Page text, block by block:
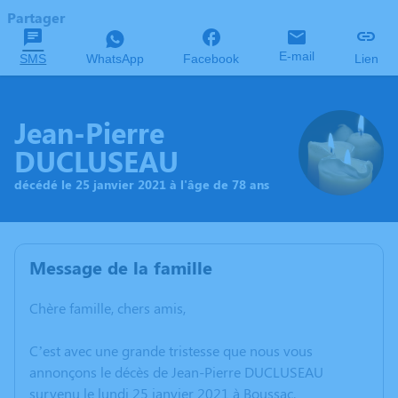
Partager
SMS WhatsApp Facebook E-mail Lien
Jean-Pierre
DUCLUSEAU
décédé le 25 janvier 2021 à l'âge de 78 ans
Message de la famille
Chère famille, chers amis,
C’est avec une grande tristesse que nous vous
annonçons le décès de Jean-Pierre DUCLUSEAU
survenu le lundi 25 janvier 2021 à Boussac.